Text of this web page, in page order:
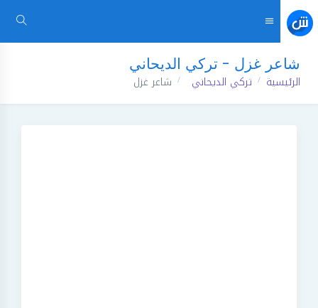
شاعر غزل - تركي الديحاني
الرئيسية تركي الديحاني شاعر غزل